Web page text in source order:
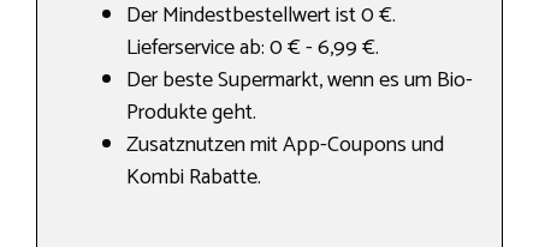
Der Mindestbestellwert ist 0 €.
Lieferservice ab: 0 € - 6,99 €.
Der beste Supermarkt, wenn es um Bio-
Produkte geht.
Zusatznutzen mit App-Coupons und
Kombi Rabatte.